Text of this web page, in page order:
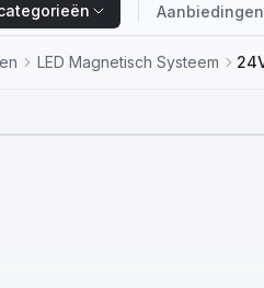
Aanbiedingen
LED Magnetisch Systeem